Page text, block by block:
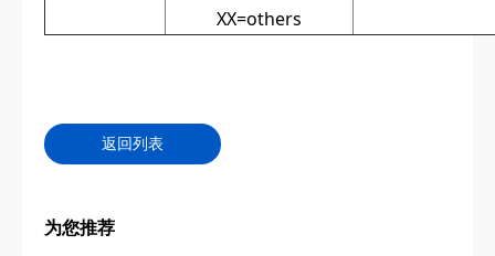
XX=others
返回列表
为您推荐